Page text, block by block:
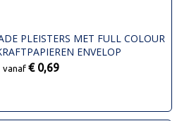
PLEISTERS MET FULL COLOUR
ENVELOP
vanaf € 0,69